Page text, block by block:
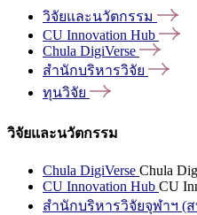
วิจัยและนวัตกรรม
CU Innovation Hub
Chula DigiVerse
สำนักบริหารวิจัย
ทุนวิจัย
วิจัยและนวัตกรรม
Chula DigiVerse Chula
CU Innovation Hub CU
สำนักบริหารวิจัยจุฬาฯ (